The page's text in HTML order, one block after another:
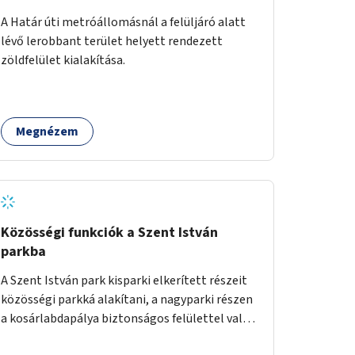
A Határ úti metróállomásnál a felüljáró alatt
lévő lerobbant terület helyett rendezett
zöldfelület kialakítása.
Megnézem
Közösségi funkciók a Szent István
parkba
A Szent István park kisparki elkerített részeit
közösségi parkká alakítani, a nagyparki részen
a kosárlabdapálya biztonságos felülettel való